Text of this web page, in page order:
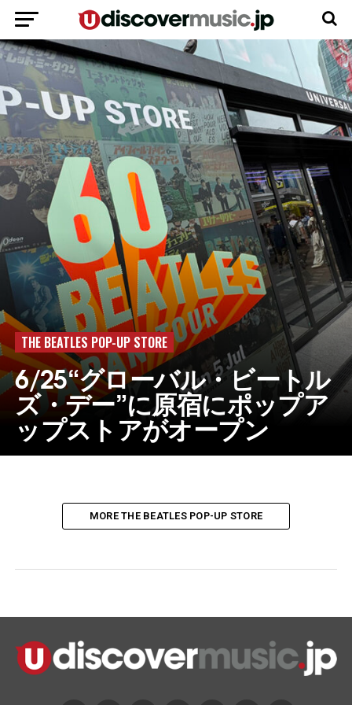
THE BEATLES POP-UP STORE
6/25“グローバル・ビートル
ズ・デー”に原宿にポップア
ップストアがオープン
MORE THE BEATLES POP-UP STORE